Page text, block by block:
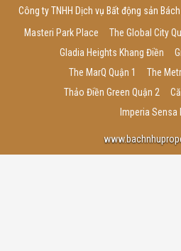
Công ty TNHH Dịch vụ Bất động sản
Masteri Park Place
The Global City
Gladia Heights Khang Điền
The MarQ Quận 1
The
Thảo Điền Green Quận 2
Imperia Sensa